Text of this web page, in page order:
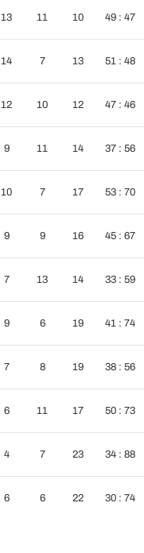
13 11 10 49 : 47
14 7 13 51 : 48
12 10 12 47 : 46
9 11 14 37 : 56
10 7 17 53 : 70
9 9 16 45 : 67
7 13 14 33 : 59
9 6 19 41 : 74
7 8 19 38 : 56
6 11 17 50 : 73
4 7 23 34 : 88
6 6 22 30 : 74